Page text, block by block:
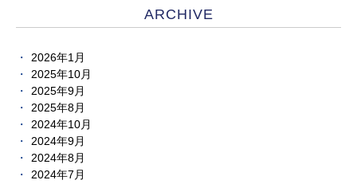
ARCHIVE
2026年1月
2025年10月
2025年9月
2025年8月
2024年10月
2024年9月
2024年8月
2024年7月